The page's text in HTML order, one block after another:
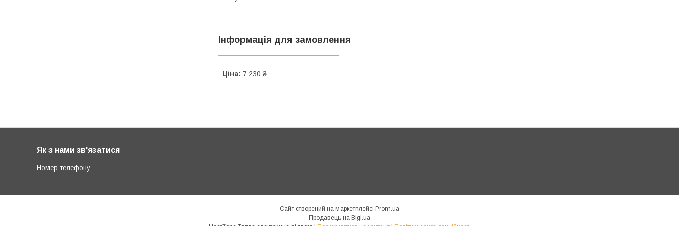
Інформація для замовлення
Ціна: 7 230 ₴
Як з нами зв'язатися
Номер телефону
Сайт створений на маркетплейсі Prom.ua
Продавець на Bigl.ua